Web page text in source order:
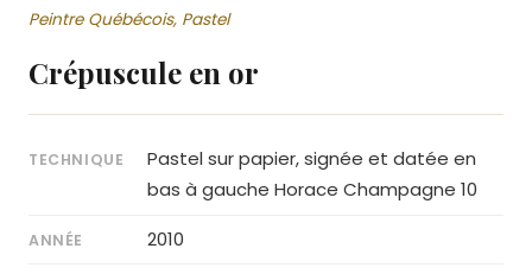
Peintre Québécois, Pastel
Crépuscule en or
TECHNIQUE
Pastel sur papier, signée et datée en
bas à gauche Horace Champagne 10
ANNÉE 2010